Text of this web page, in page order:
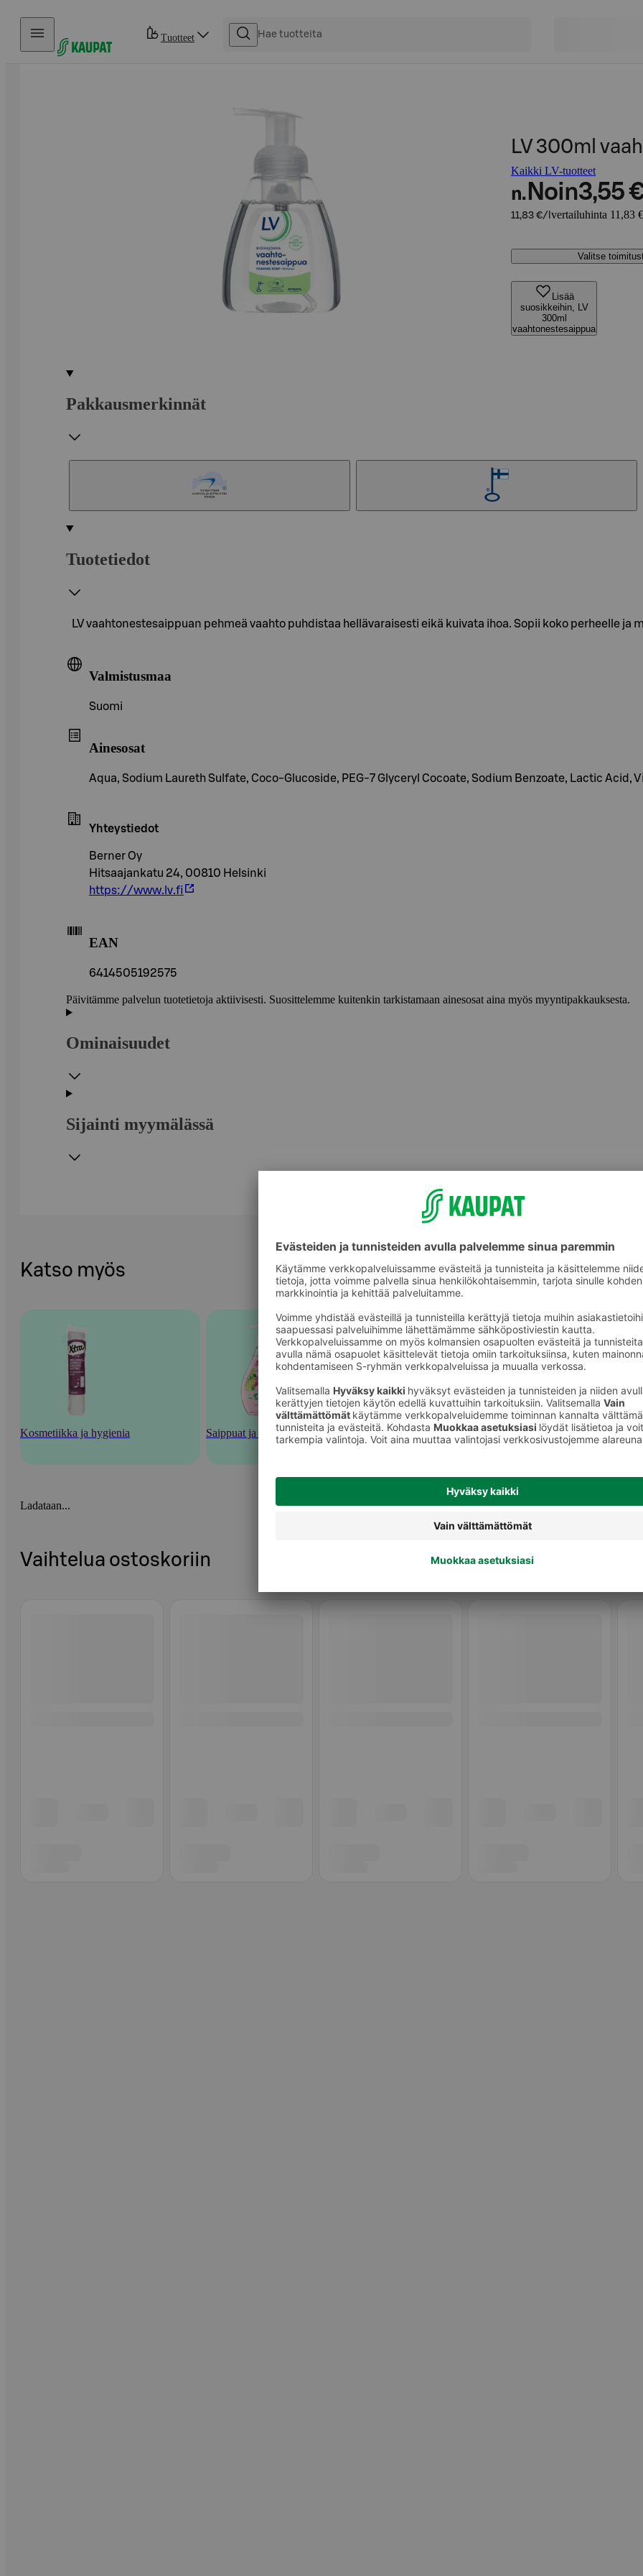
Hyppää sisältöön
Tuotteet
LV 300ml
Kaikki LV-tuotteet
n. Noin3,55
11,83 €/l vertailuhinta 11,83
Valitse
Lisää
suosikkeihin, LV
300ml
vaahtonestesaippua
Pakkausmerkinnät
Tuotetiedot
LV vaahtonestesaippuan pehmeä vaahto puhdistaa hellävaraisesti eikä kuivata ihoa. Sopii koko perheelle ja
Valmistusmaa
Suomi
Ainesosat
Aqua, Sodium Laureth Sulfate, Coco-Glucoside, PEG-7 Glyceryl Cocoate, Sodium Benzoate, Lactic Acid,
Yhteystiedot
Berner Oy
Hitsaajankatu 24, 00810 Helsinki
https://www.lv.fi
EAN
6414505192575
Päivitämme palvelun tuotetietoja aktiivisesti. Suosittelemme kuitenkin tarkistamaan ainesosat aina myös myyntipakkauksesta.
Ominaisuudet
Sijainti myymälässä
Katso myös
Kosmetiikka ja hygienia Saippuat ja pesutarvikkeet Nestesaippuat
Ladataan...
Vaihtelua ostoskoriin